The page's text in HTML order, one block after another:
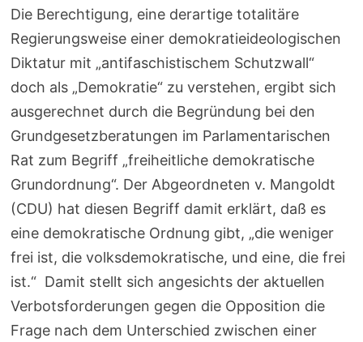
Die Berechtigung, eine derartige totalitäre
Regierungsweise einer demokratieideologischen
Diktatur mit „antifaschistischem Schutzwall“
doch als „Demokratie“ zu verstehen, ergibt sich
ausgerechnet durch die Begründung bei den
Grundgesetzberatungen im Parlamentarischen
Rat zum Begriff „freiheitliche demokratische
Grundordnung“. Der Abgeordneten v. Mangoldt
(CDU) hat diesen Begriff damit erklärt, daß es
eine demokratische Ordnung gibt, „die weniger
frei ist, die volksdemokratische, und eine, die frei
ist.“ Damit stellt sich angesichts der aktuellen
Verbotsforderungen gegen die Opposition die
Frage nach dem Unterschied zwischen einer